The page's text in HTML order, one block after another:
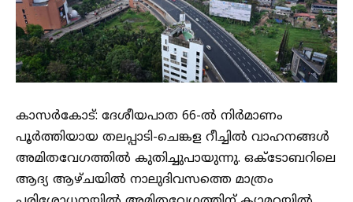
കാസർകോട്: ദേശീയപാത 66-ൽ നിർമാണം
പൂർത്തിയായ തലപ്പാടി-ചെങ്കള റീച്ചിൽ വാഹനങ്ങൾ
അമിതവേഗത്തിൽ കുതിച്ചുപായുന്നു. ഒക്ടോബറിലെ
ആദ്യ ആഴ്ചയിൽ നാലുദിവസത്തെ മാത്രം